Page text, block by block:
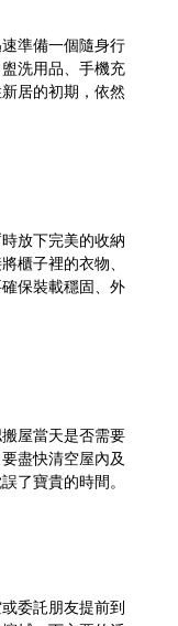
準備一個隨身行
洗用品、手機充
居的初期，依然
放下完美的收納
櫃子裡的衣物、
保裝載穩固、外
屋當天是否需要
盡快清空屋內及
了寶貴的時間。
委託朋友提前到